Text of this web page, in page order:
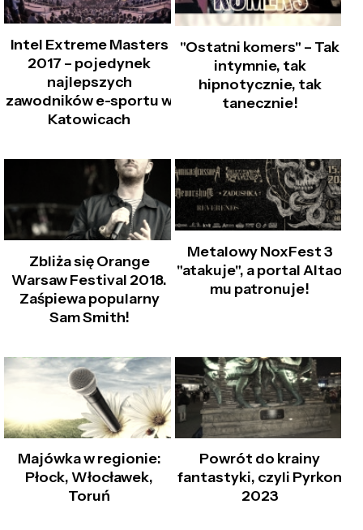
Intel Extreme Masters
2017 – pojedynek
najlepszych
zawodników e-sportu w
Katowicach
"Ostatni komers" – Tak
intymnie, tak
hipnotycznie, tak
tanecznie!
Zbliża się Orange
Warsaw Festival 2018.
Zaśpiewa popularny
Sam Smith!
Metalowy NoxFest 3
"atakuje", a portal Altao
mu patronuje!
Majówka w regionie:
Płock, Włocławek,
Toruń
Powrót do krainy
fantastyki, czyli Pyrkon
2023